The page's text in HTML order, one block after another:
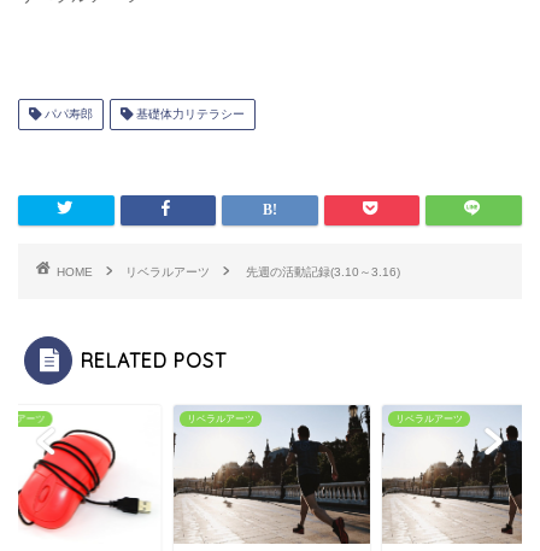
パパ寿郎 基礎体力リテラシー
HOME リベラルアーツ 先週の活動記録(3.10～3.16)
RELATED POST
ルアーツ リベラルアーツ リベラルアーツ